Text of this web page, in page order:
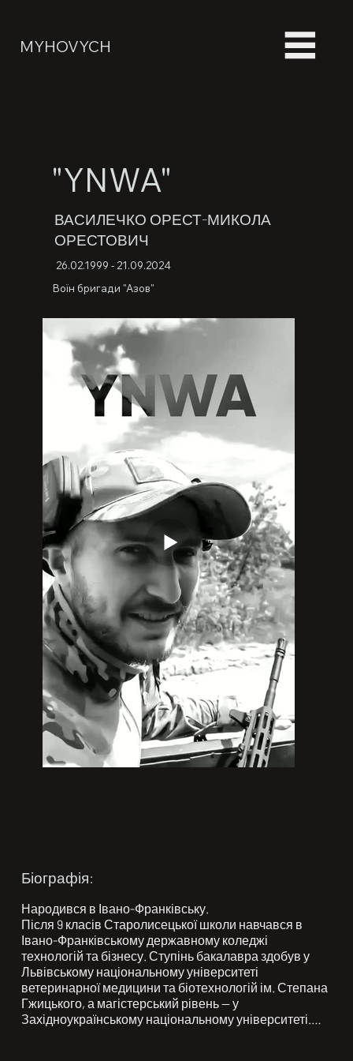
MYHOVYCH
"YNWA"
ВАСИЛЕЧКО ОРЕСТ-МИКОЛА
ОРЕСТОВИЧ
26.02.1999 - 21.09.2024
Воїн бригади "Азов"
Біографія:
Народився в Івано-Франківську.
Після 9 класів Старолисецької школи навчався в
Івано-Франківському державному коледжі
технологій та бізнесу. Ступінь бакалавра здобув у
Львівському національному університеті
ветеринарної медицини та біотехнологій ім. Степана
Гжицького, а магістерський рівень — у
Західноукраїнському національному університеті.